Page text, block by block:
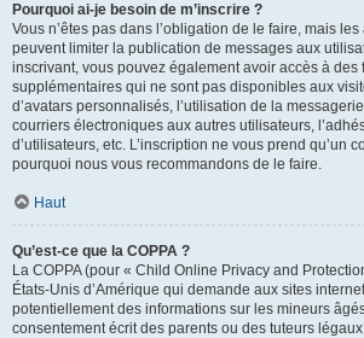
Pourquoi ai-je besoin de m’inscrire ?
Vous n’êtes pas dans l’obligation de le faire, mais
peuvent limiter la publication de messages aux
inscrivant, vous pouvez également avoir accès à des
supplémentaires qui ne sont pas disponibles aux
d’avatars personnalisés, l’utilisation de la
courriers électroniques aux autres utilisateurs,
d’utilisateurs, etc. L’inscription ne vous prend qu’un
pourquoi nous vous recommandons de le faire.
Haut
Qu’est-ce que la COPPA ?
La COPPA (pour « Child Online Privacy and
États-Unis d’Amérique qui demande aux sites
potentiellement des informations sur les mineurs
consentement écrit des parents ou des tuteurs